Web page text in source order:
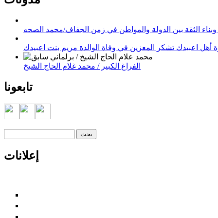
الثقة بين الدولة والمواطن في زمن الجفاف/محمد الصحه
أهل اعبيدك تشكر المعزين في وفاة الوالدة مريم بنت اعبيدك
الفراغ الكبير / محمد غلام الحاج الشيخ
تابعونا
إعلانات